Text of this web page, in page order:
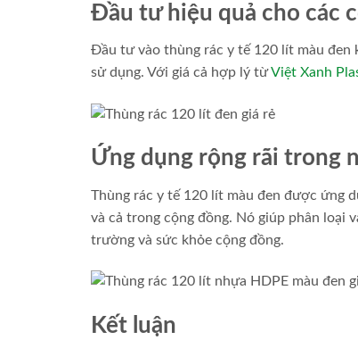
Đầu tư hiệu quả cho các
Đầu tư vào thùng rác y tế 120 lít màu đen
sử dụng. Với giá cả hợp lý từViệt Xanh
Ứng dụng rộng rãi trong
Thùng rác y tế 120 lít màu đen được ứng
và cả trong cộng đồng. Nó giúp phân loại
trường và sức khỏe cộng đồng.
Kết luận